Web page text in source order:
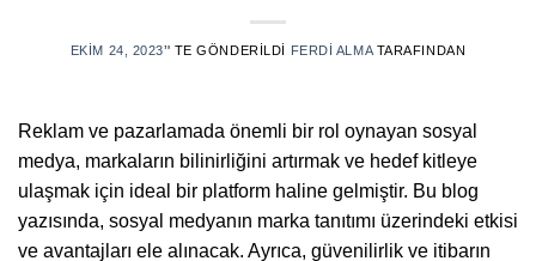
EKIM 24, 2023’' TE GÖNDERILDI FERDI ALMATARAFINDAN
Reklam ve pazarlamada önemli bir rol oynayan sosyal
medya, markaların bilinirliğini artırmak ve hedef kitleye
ulaşmak için ideal bir platform haline gelmiştir. Bu blog
yazısında, sosyal medyanın marka tanıtımı üzerindeki etkisi
ve avantajları ele alınacak. Ayrıca, güvenilirlik ve itibarın